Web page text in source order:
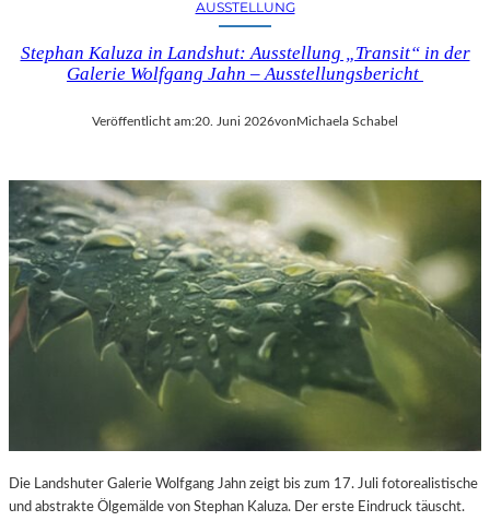
AUSSTELLUNG
Stephan Kaluza in Landshut: Ausstellung „Transit“ in der
Galerie Wolfgang Jahn – Ausstellungsbericht
Veröffentlicht am:20. Juni 2026vonMichaela Schabel
Die Landshuter Galerie Wolfgang Jahn zeigt bis zum 17. Juli fotorealistische
und abstrakte Ölgemälde von Stephan Kaluza. Der erste Eindruck täuscht.